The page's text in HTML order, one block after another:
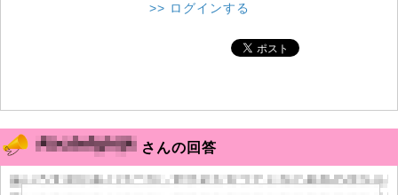
>> ログインする
さんの回答